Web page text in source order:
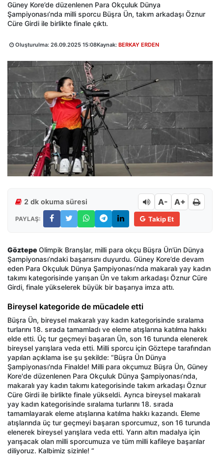
Güney Kore’de düzenlenen Para Okçuluk Dünya
Şampiyonası’nda milli sporcu Büşra Ün, takım arkadaşı Öznur
Cüre Girdi ile birlikte finale çıktı.
Oluşturulma: 26.09.2025 15:08Kaynak: BERKAY ERDEN
2 dk okuma süresi A- A+
PAYLAŞ: Takip Et
Göztepe Olimpik Branşlar, milli para okçu Büşra Ün’ün Dünya
Şampiyonası’ndaki başarısını duyurdu. Güney Kore’de devam
eden Para Okçuluk Dünya Şampiyonası’nda makaralı yay kadın
takımı kategorisinde yarışan Ün ve takım arkadaşı Öznur Cüre
Girdi, finale yükselerek büyük bir başarıya imza attı.
Bireysel kategoride de mücadele etti
Büşra Ün, bireysel makaralı yay kadın kategorisinde sıralama
turlarını 18. sırada tamamladı ve eleme atışlarına katılma hakkı
elde etti. Üç tur geçmeyi başaran Ün, son 16 turunda elenerek
bireysel yarışlara veda etti. Milli sporcu için Göztepe tarafından
yapılan açıklama ise şu şekilde: “Büşra Ün Dünya
Şampiyonası'nda Finalde! Milli para okçumuz Büşra Ün, Güney
Kore'de düzenlenen Para Okçuluk Dünya Şampiyonası’nda,
makaralı yay kadın takımı kategorisinde takım arkadaşı Öznur
Cüre Girdi ile birlikte finale yükseldi. Ayrıca bireysel makaralı
yay kadın kategorisinde sıralama turlarını 18. sırada
tamamlayarak eleme atışlarına katılma hakkı kazandı. Eleme
atışlarında üç tur geçmeyi başaran sporcumuz, son 16 turunda
elenerek bireysel yarışlara veda etti. Yarın altın madalya için
yarışacak olan milli sporcumuza ve tüm milli kafileye başarılar
diliyoruz. Kalbimiz sizinle! “